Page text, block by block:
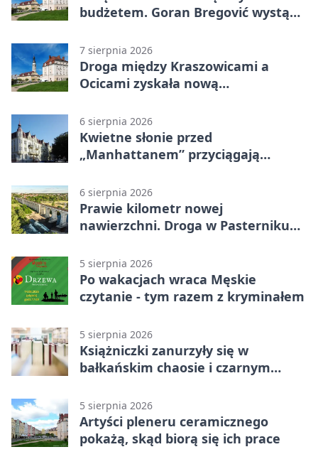
budżetem. Goran Bregović wystąpi
7 sierpnia 2026
Droga między Kraszowicami a
Ocicami zyskała nową
6 sierpnia 2026
Kwietne słonie przed
„Manhattanem” przyciągają
6 sierpnia 2026
Prawie kilometr nowej
nawierzchni. Droga w Pasterniku
5 sierpnia 2026
Po wakacjach wraca Męskie
czytanie - tym razem z kryminałem
5 sierpnia 2026
Książniczki zanurzyły się w
bałkańskim chaosie i czarnym
5 sierpnia 2026
Artyści pleneru ceramicznego
pokażą, skąd biorą się ich prace